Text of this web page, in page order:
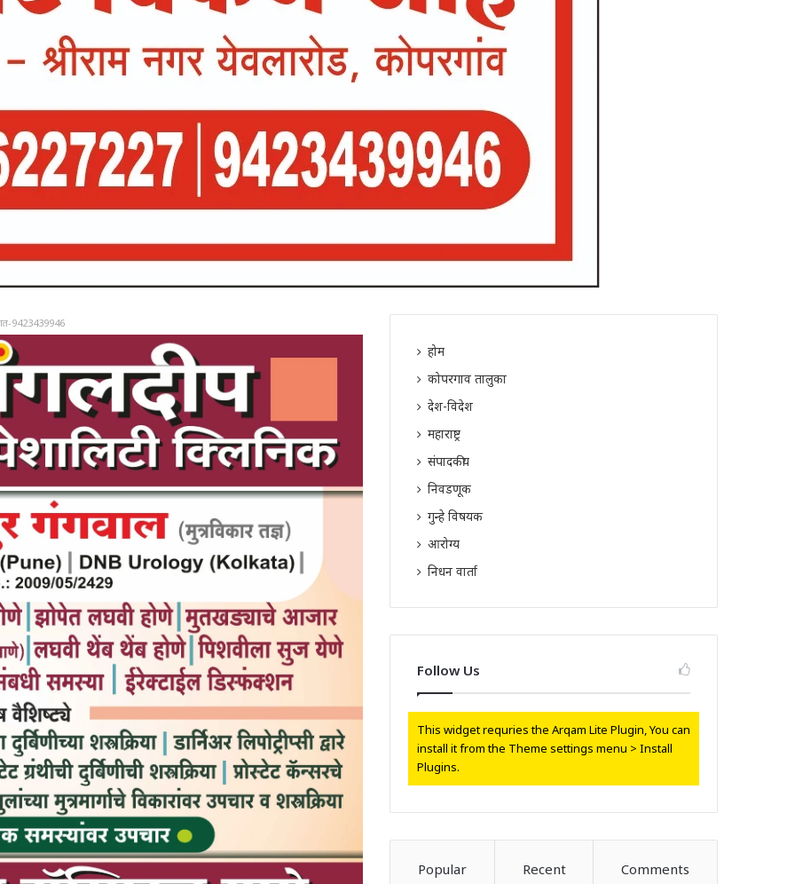
9423439946
होम
कोपरगाव तालुका
देश-विदेश
महाराष्ट्र
संपादकीय
निवडणूक
गुन्हे विषयक
आरोग्य
निधन वार्ता
Follow Us
This widget requries the Arqam Lite Plugin, You can
install it from the Theme settings menu > Install
Plugins.
Popular Recent Comments